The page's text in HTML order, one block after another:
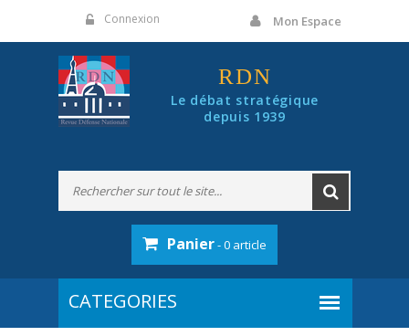
Connexion Mon Espace
RDN
Le débat stratégique
depuis 1939
Panier- 0 article